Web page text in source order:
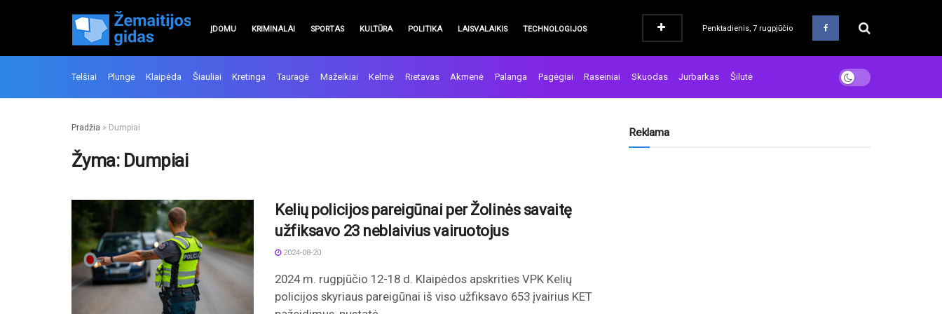
ĮDOMU KRIMINALAI SPORTAS KULTŪRA POLITIKA LAISVALAIKIS TECHNOLOGIJOS Penktadienis, 7 rugpjūčio
Telšiai Plungė Klaipėda Šiauliai Kretinga Tauragė Mažeikiai Kelmė Rietavas Akmenė Palanga Pagėgiai Raseiniai Skuodas Jurbarkas Šilutė
Pradžia » Dumpiai
Žyma: Dumpiai
Kelių policijos pareigūnai per Žolinės savaitę
užfiksavo 23 neblaivius vairuotojus
2024-08-20
2024 m. rugpjūčio 12-18 d. Klaipėdos apskrities VPK Kelių
policijos skyriaus pareigūnai iš viso užfiksavo 653 įvairius KET
Reklama